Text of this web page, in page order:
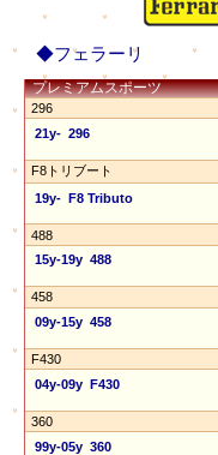
◆フェラーリ
プレミアムスポーツ
296
21y- 296
F8トリブート
19y- F8 Tributo
488
15y-19y 488
458
09y-15y 458
F430
04y-09y F430
360
99y-05y 360